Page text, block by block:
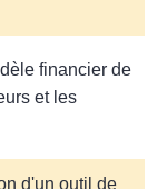
financier de
et les
d'un outil de